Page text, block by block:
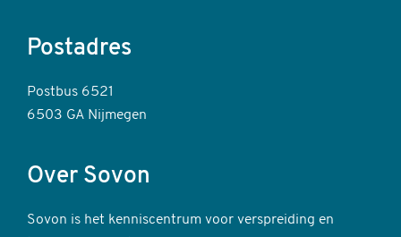
Postadres
Postbus 6521
6503 GA Nijmegen
Over Sovon
Sovon is het kenniscentrum voor verspreiding en